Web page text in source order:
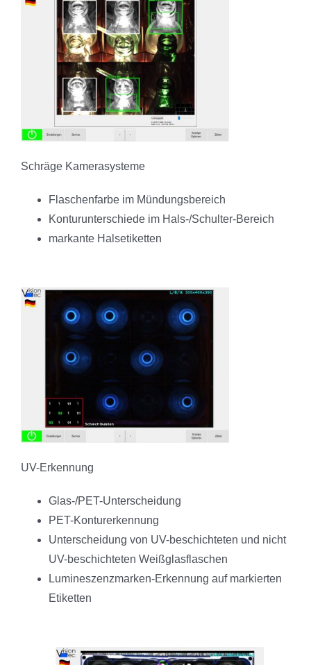
Schräge Kamerasysteme
Flaschenfarbe im Mündungsbereich
Konturunterschiede im Hals-/Schulter-Bereich
markante Halsetiketten
UV-Erkennung
Glas-/PET-Unterscheidung
PET-Konturerkennung
Unterscheidung von UV-beschichteten und nicht
UV-beschichteten Weißglasflaschen
Lumineszenzmarken-Erkennung auf markierten
Etiketten